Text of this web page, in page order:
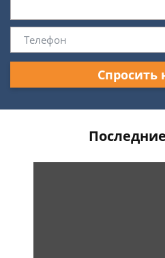
Спросить